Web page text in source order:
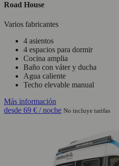
Road House
Varios fabricantes
4 asientos
4 espacios para dormir
Cocina amplia
Baño con váter y ducha
Agua caliente
Techo elevable manual
Más información
desde 69 € / noche No incluye tarifas